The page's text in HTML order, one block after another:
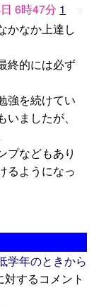
6時47分 1 ▽
かなか上達し
終的には必ず
強を続けてい
ましたが、
プなどもあり
るようになっ
学年のときから
対するコメント